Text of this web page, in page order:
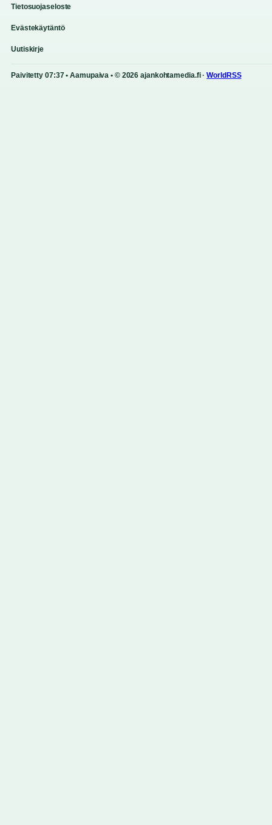
Tietosuojaseloste
Evästekäytäntö
Uutiskirje
Paivitetty 07:37 • Aamupaiva • © 2026 ajankohtamedia.fi ·WorldRSS